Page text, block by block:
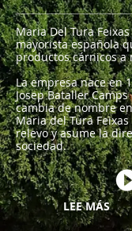
Maria Del Tura
mayorista española
productos cárnicos
La empresa nace en
Josep Bataller
cambia de nombre
Maria del Tura
relevo y asume la
sociedad.
LEE MÁS